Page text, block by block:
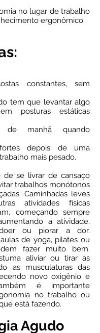
no lugar de trabalho
ergonômico.
constantes, sem
tem que levantar algo
posturas estáticas
de manhã quando
depois de uma
mais pesado.
de se livrar de cansaço
trabalhos monótonos
Caminhadas leves
atividades físicas
começando sempre
a atividade,
ou piorar a dor.
de yoga, pilates ou
fazer muito bem.
aliviar ou tirar as
as musculaturas das
novo oxigênio e
é importante
no trabalho ou
está fazendo.
Agudo